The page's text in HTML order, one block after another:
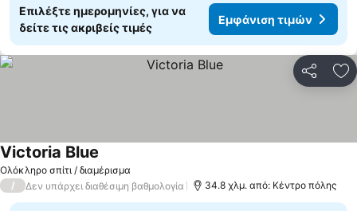
Επιλέξτε ημερομηνίες, για να
δείτε τις ακριβείς τιμές
Εμφάνιση τιμών
Ολόκληρο σπίτι / διαμέρισμα
Victoria Blue
/ Δεν υπάρχει διαθέσιμη βαθμολογία 34.8 χλμ. από: Κέντρο πόλης